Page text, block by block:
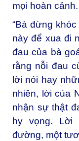
mọi hoàn cảnh.
“Bà đừng
này để xua đi
đau của bà
rằng nỗi đau
lời nói hay
nhiên, lời của
nhận sự thật
hy vọng. Lời
đường, một